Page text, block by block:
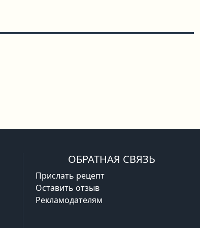
ОБРАТНАЯ СВЯЗЬ
Прислать рецепт
Оставить отзыв
Рекламодателям